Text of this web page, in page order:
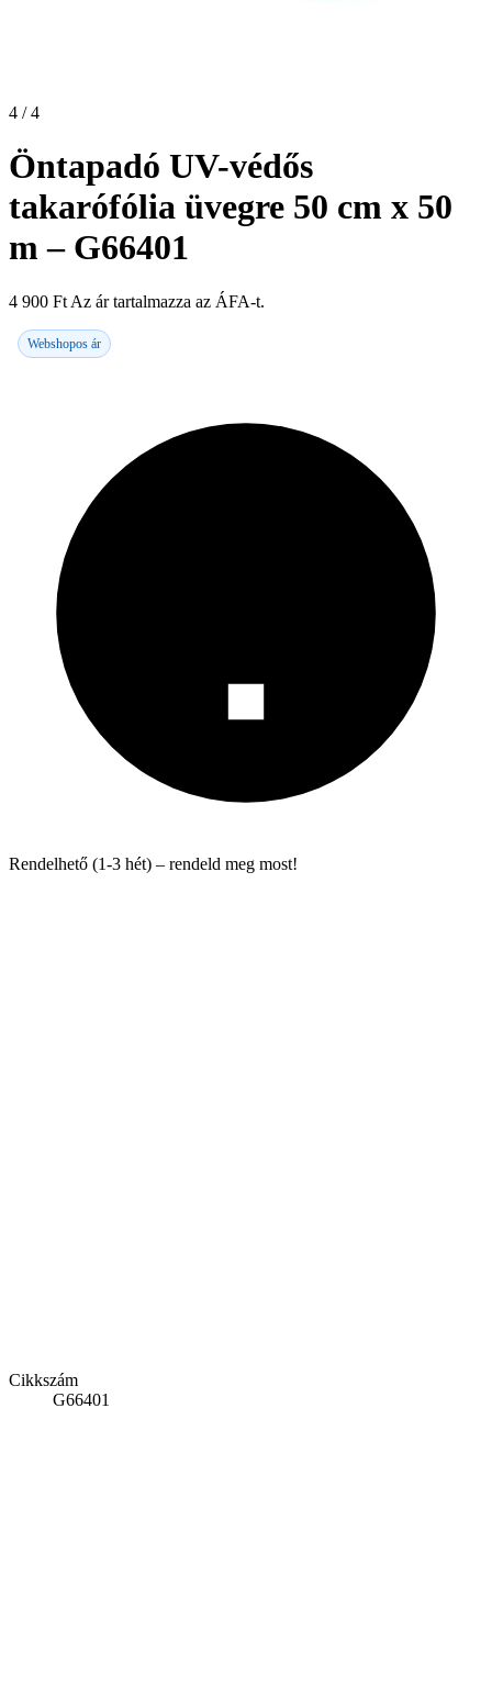
4 / 4
Öntapadó UV-védős
takarófólia üvegre 50 cm x 50
m – G66401
4 900 Ft Az ár tartalmazza az ÁFA-t.
Webshopos ár
Rendelhető (1-3 hét) – rendeld meg most!
Cikkszám
G66401